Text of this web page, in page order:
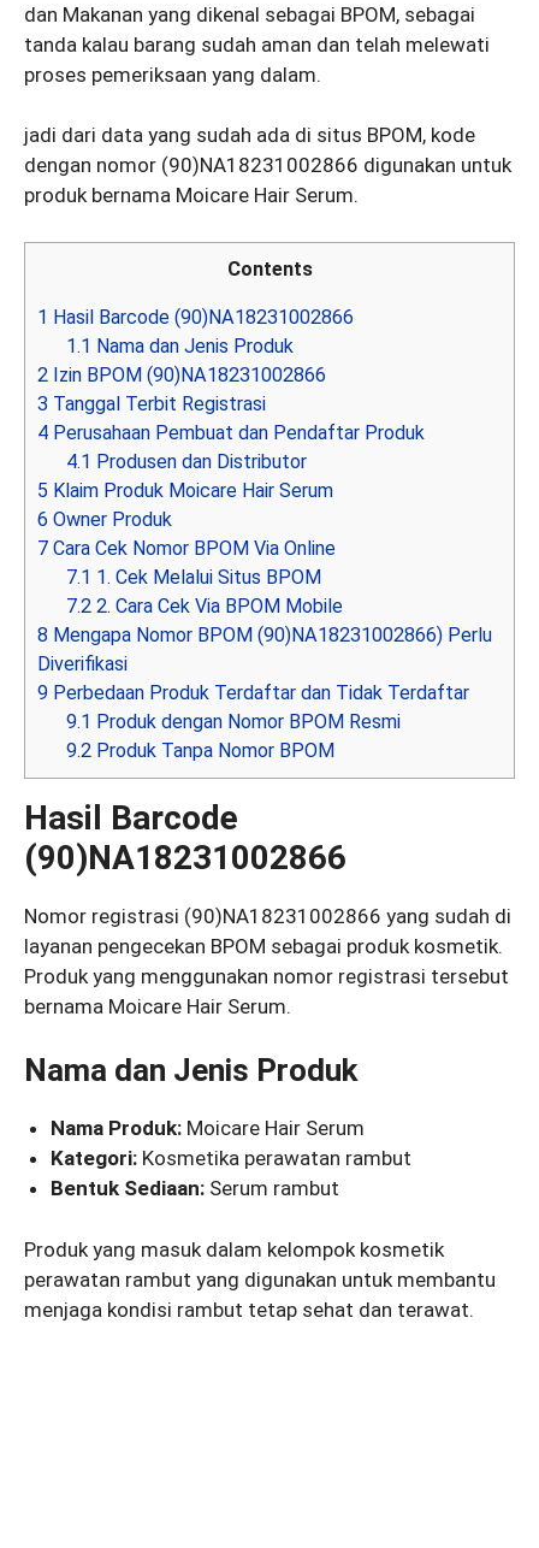
dan Makanan yang dikenal sebagai BPOM, sebagai
tanda kalau barang sudah aman dan telah melewati
proses pemeriksaan yang dalam.
jadi dari data yang sudah ada di situs BPOM, kode
dengan nomor (90)NA18231002866 digunakan untuk
produk bernama Moicare Hair Serum.
Contents
1 Hasil Barcode (90)NA18231002866
1.1 Nama dan Jenis Produk
2 Izin BPOM (90)NA18231002866
3 Tanggal Terbit Registrasi
4 Perusahaan Pembuat dan Pendaftar Produk
4.1 Produsen dan Distributor
5 Klaim Produk Moicare Hair Serum
6 Owner Produk
7 Cara Cek Nomor BPOM Via Online
7.1 1. Cek Melalui Situs BPOM
7.2 2. Cara Cek Via BPOM Mobile
8 Mengapa Nomor BPOM (90)NA18231002866) Perlu
Diverifikasi
9 Perbedaan Produk Terdaftar dan Tidak Terdaftar
9.1 Produk dengan Nomor BPOM Resmi
9.2 Produk Tanpa Nomor BPOM
Hasil Barcode
(90)NA18231002866
Nomor registrasi (90)NA18231002866 yang sudah di
layanan pengecekan BPOM sebagai produk kosmetik.
Produk yang menggunakan nomor registrasi tersebut
bernama Moicare Hair Serum.
Nama dan Jenis Produk
Nama Produk: Moicare Hair Serum
Kategori: Kosmetika perawatan rambut
Bentuk Sediaan: Serum rambut
Produk yang masuk dalam kelompok kosmetik
perawatan rambut yang digunakan untuk membantu
menjaga kondisi rambut tetap sehat dan terawat.